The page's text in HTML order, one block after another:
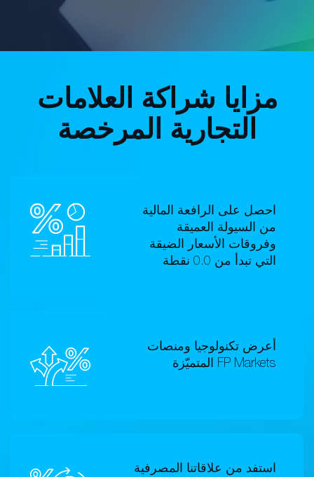
مزايا شراكة العلامات
التجارية المرخصة
احصل على الرافعة المالية
من السيولة العميقة
وفروقات الأسعار الضيقة
التي تبدأ من 0.0 نقطة
أعرض تكنولوجيا ومنصات
FP Markets المتميّزة
استفد من علاقاتنا المصرفية